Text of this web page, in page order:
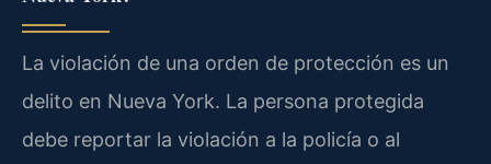
La violación de una orden de protección es un
delito en Nueva York. La persona protegida
debe reportar la violación a la policía o al